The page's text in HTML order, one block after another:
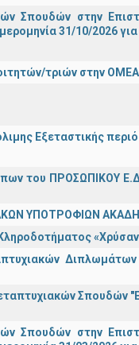
Σπουδών στην
31/10/2026
τριών στην
Εξεταστικής
του ΠΡΟΣΩΠΙΚΟΥ
ΥΠΟΤΡΟΦΙΩΝ
Σπουδών
Σπουδών στην